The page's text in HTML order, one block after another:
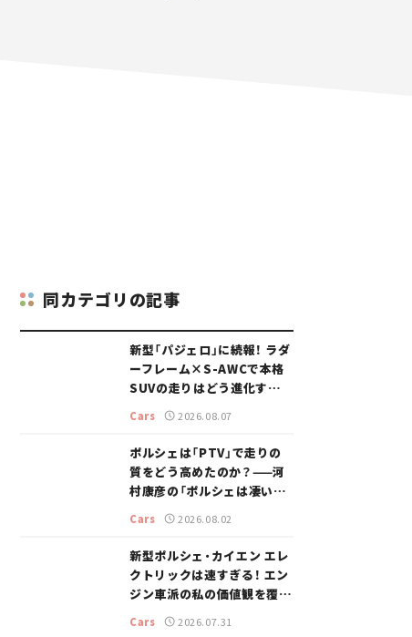
同カテゴリの記事
新型「パジェロ」に続報！ ラダ
ーフレーム×S-AWCで本格
SUVの走りはどう進化する？
【新車ニュース】
Cars 2026.08.07
ポルシェは「PTV」で走りの
質をどう高めたのか？——河
村康彦の「ポルシェは凄い！」
Cars 2026.08.02
新型ポルシェ・カイエン エレ
クトリックは速すぎる！ エン
ジン車派の私の価値観を覆し
た、新しいポルシェの走り。
Cars 2026.07.31